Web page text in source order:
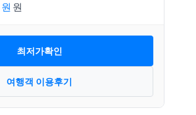
최저가확인
여행객 이용후기